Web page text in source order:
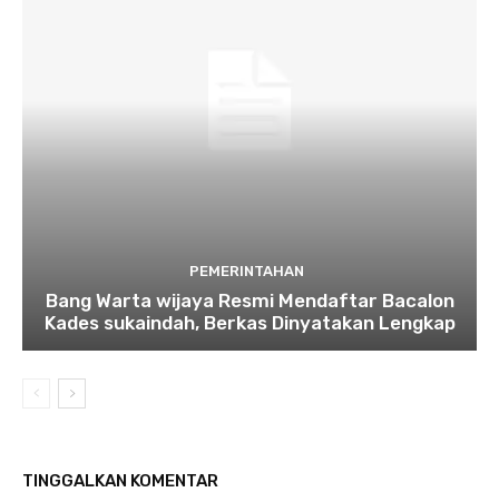
PEMERINTAHAN
Bang Warta wijaya Resmi Mendaftar Bacalon
Kades sukaindah, Berkas Dinyatakan Lengkap
TINGGALKAN KOMENTAR